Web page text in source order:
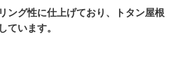
ング性に仕上げており、トタン屋根
ています。